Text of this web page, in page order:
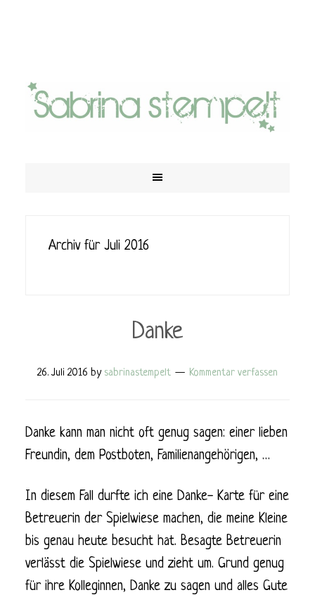
Archiv für Juli 2016
Danke
26. Juli 2016 by sabrinastempelt Kommentar verfassen
Danke kann man nicht oft genug sagen: einer lieben
Freundin, dem Postboten, Familienangehörigen, …
In diesem Fall durfte ich eine Danke- Karte für eine
Betreuerin der Spielwiese machen, die meine Kleine
bis genau heute besucht hat. Besagte Betreuerin
verlässt die Spielwiese und zieht um. Grund genug
für ihre Kolleginnen, Danke zu sagen und alles Gute